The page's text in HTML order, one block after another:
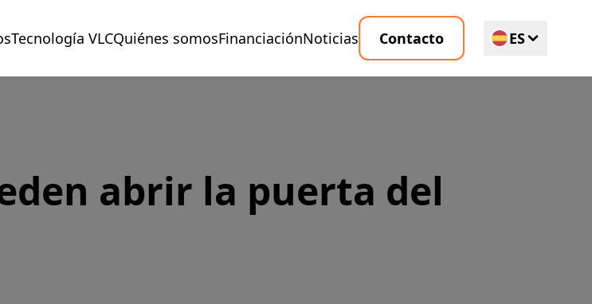
Tecnología VLCQuiénes somosFinanciaciónNoticias Contacto ES
abrir la puerta del